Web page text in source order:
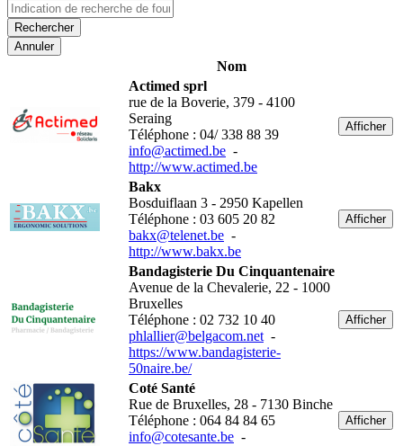
Annuler
Nom
Actimed sprl
rue de la Boverie, 379 - 4100
Seraing
Téléphone : 04/ 338 88 39
info@actimed.be -
http://www.actimed.be
Afficher
Bakx
Bosduiflaan 3 - 2950 Kapellen
Téléphone : 03 605 20 82
bakx@telenet.be -
http://www.bakx.be
Afficher
Bandagisterie Du Cinquantenaire
Avenue de la Chevalerie, 22 - 1000
Bruxelles
Téléphone : 02 732 10 40
phlallier@belgacom.net -
https://www.bandagisterie-
50naire.be/
Afficher
Coté Santé
Rue de Bruxelles, 28 - 7130 Binche
Téléphone : 064 84 84 65
info@cotesante.be -
Afficher